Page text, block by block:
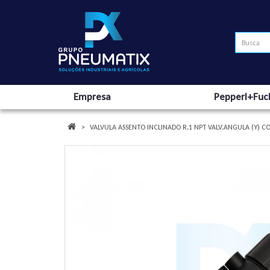
Empresa
VALVULA ASSENTO INCLINADO R.1 NPT VALV.ANGULA (Y)